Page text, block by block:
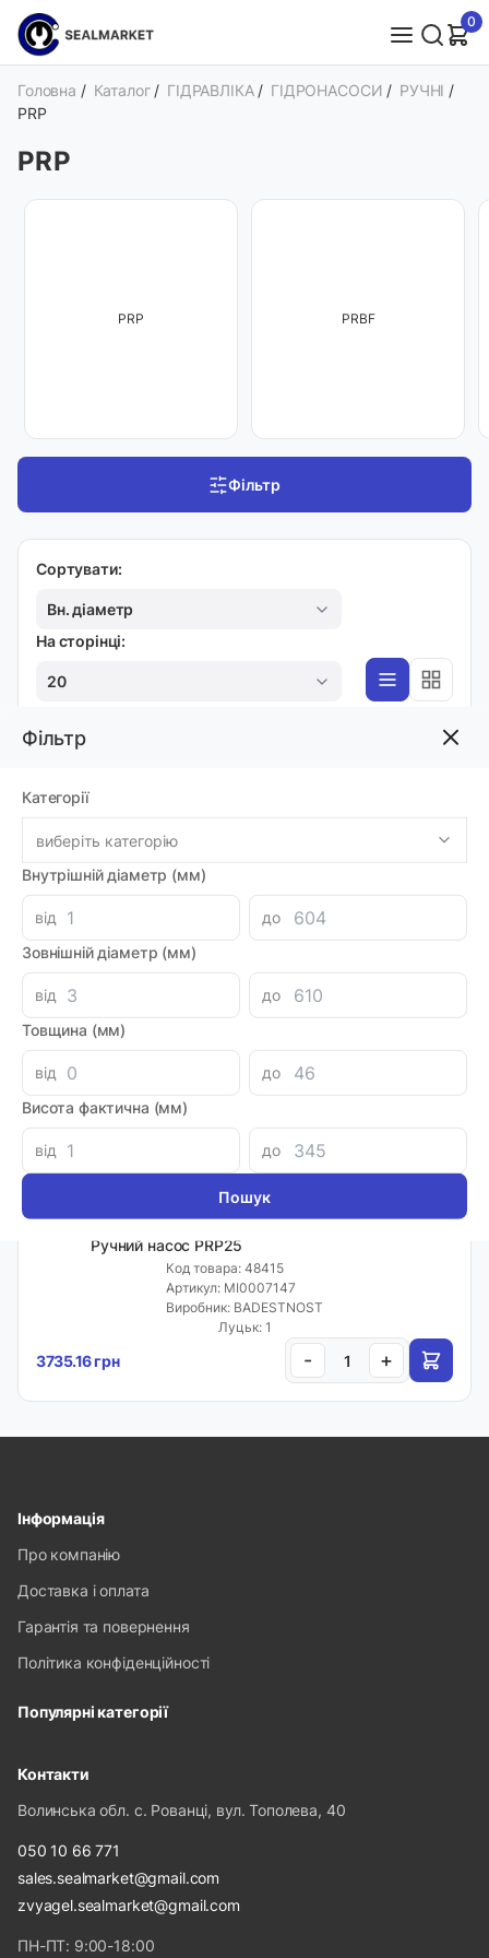
0
Фільтр
Категорії
виберіть категорію
Внутрішній діаметр (мм)
від
до
Зовнішній діаметр (мм)
від
до
Товщина (мм)
від
до
Висота фактична (мм)
від до
Головна / Каталог / ГІДРАВЛІКА / ГІДРОНАСОСИ / РУЧНІ /
PRP
PRP
PRP PRBF
Фільтр
Сортувати:
Вн. діаметр
На сторінці:
20
Артикул: MI0006542
Доставка 1-2 дні
3796.00 грн -
Ручний насос PRP18E
Код товара: 68747
Артикул: MI0083746
Доставка 1-2 дні
PRP
Ручний насос PRP25
Код товара: 48415
Артикул: MI0007147
Виробник: BADESTNOST
Луцьк: 1
3735.16 грн - +
Інформація
Про компанію
Доставка і оплата
Гарантія та повернення
Політика конфіденційності
Популярні категорії
Контакти
Волинська обл. с. Рованці, вул. Тополева, 40
050 10 66 771
sales.sealmarket@gmail.com
zvyagel.sealmarket@gmail.com
ПН-ПТ: 9:00-18:00